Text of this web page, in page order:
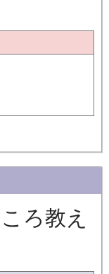
ろ教え